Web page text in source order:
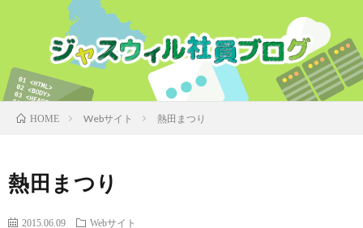
HOME Webサイト 熱田まつり
熱田まつり
2015.06.09 Webサイト